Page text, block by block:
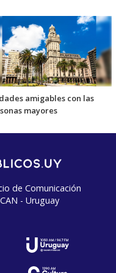
amigables con las
mayores
de Comunicación
- Uruguay